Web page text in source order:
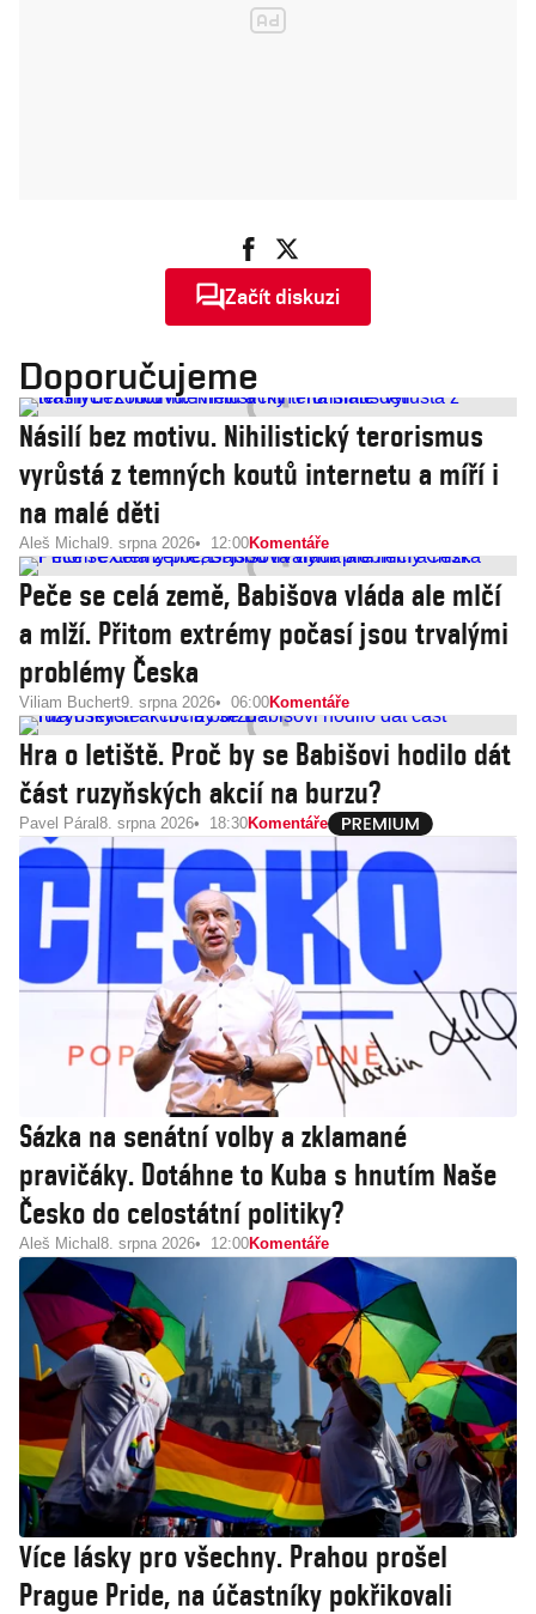
Začít diskuzi
Doporučujeme
Násilí bez motivu. Nihilistický terorismus
vyrůstá z temných koutů internetu a míří i
na malé děti
Aleš Michal 9. srpna 2026 12:00Komentáře
Peče se celá země, Babišova vláda ale mlčí
a mlží. Přitom extrémy počasí jsou trvalými
problémy Česka
Viliam Buchert9. srpna 2026 06:00Komentáře
Hra o letiště. Proč by se Babišovi hodilo dát
část ruzyňských akcií na burzu?
Pavel Páral 8. srpna 2026 18:30Komentáře
Sázka na senátní volby a zklamané
pravičáky. Dotáhne to Kuba s hnutím Naše
Česko do celostátní politiky?
Aleš Michal 8. srpna 2026 12:00Komentáře
Více lásky pro všechny. Prahou prošel
Prague Pride, na účastníky pokřikovali